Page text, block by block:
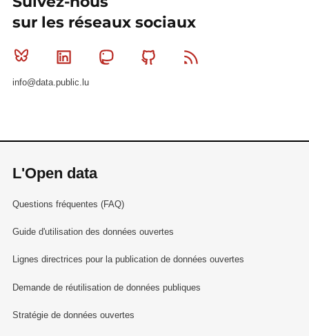
sur les réseaux sociaux
Bluesky Linkedin MastodonGithub
info@data.public.lu
L'Open data
Questions fréquentes (FAQ)
Guide d'utilisation des données ouvertes
Lignes directrices pour la publication de données ouvertes
Demande de réutilisation de données publiques
Stratégie de données ouvertes